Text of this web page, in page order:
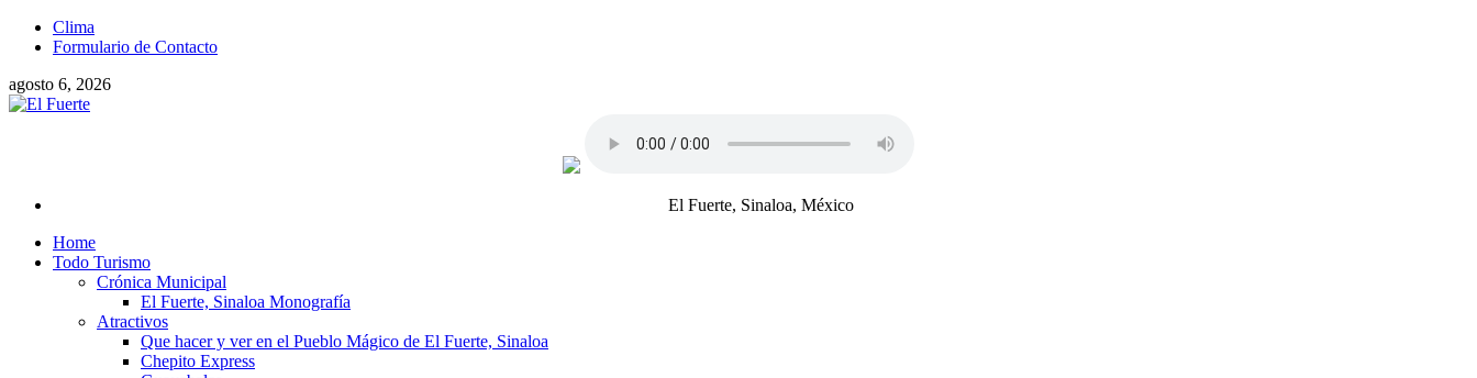
Clima
Formulario de Contacto
agosto 6, 2026
El Fuerte, Sinaloa, México
Home
Todo Turismo
Crónica Municipal
El Fuerte, Sinaloa Monografía
Atractivos
Que hacer y ver en el Pueblo Mágico de El Fuerte, Sinaloa
Chepito Express